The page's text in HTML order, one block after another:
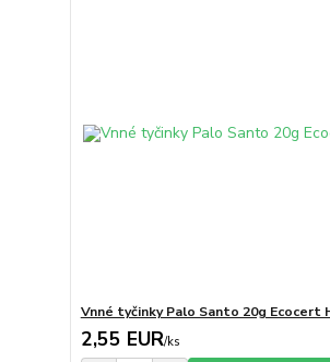
Vnné tyčinky Palo Santo 20g Ecocert
2,55 EUR/ks